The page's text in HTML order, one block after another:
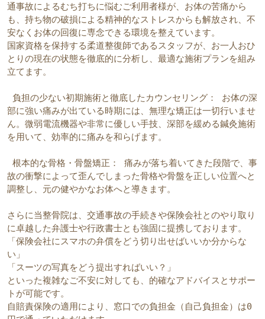
通事故によるむち打ちに悩むご利用者様が、お体の苦痛から
も、持ち物の破損による精神的なストレスからも解放され、不
安なくお体の回復に専念できる環境を整えています。
国家資格を保持する柔道整復師であるスタッフが、お一人おひ
とりの現在の状態を徹底的に分析し、最適な施術プランを組み
立てます。
部に強い痛みが出ている時期には、無理な矯正は一切行いませ
ん。微弱電流機器や非常に優しい手技、深部を緩める鍼灸施術
を用いて、効率的に痛みを和らげます。
故の衝撃によって歪んでしまった骨格や骨盤を正しい位置へと
調整し、元の健やかなお体へと導きます。
さらに当整骨院は、交通事故の手続きや保険会社とのやり取り
に卓越した弁護士や行政書士とも強固に提携しております。
「保険会社にスマホの弁償をどう切り出せばいいか分からな
い」
「スーツの写真をどう提出すればいい？」
といった複雑なご不安に対しても、的確なアドバイスとサポー
トが可能です。
自賠責保険の適用により、窓口での負担金（自己負担金）は0